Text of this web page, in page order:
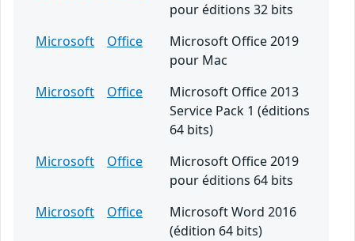
pour éditions 32 bits
Microsoft
Office
Microsoft Office 2019
pour Mac
Microsoft
Office
Microsoft Office 2013
Service Pack 1 (éditions
64 bits)
Microsoft
Office
Microsoft Office 2019
pour éditions 64 bits
Microsoft
Office
Microsoft Word 2016
(édition 64 bits)